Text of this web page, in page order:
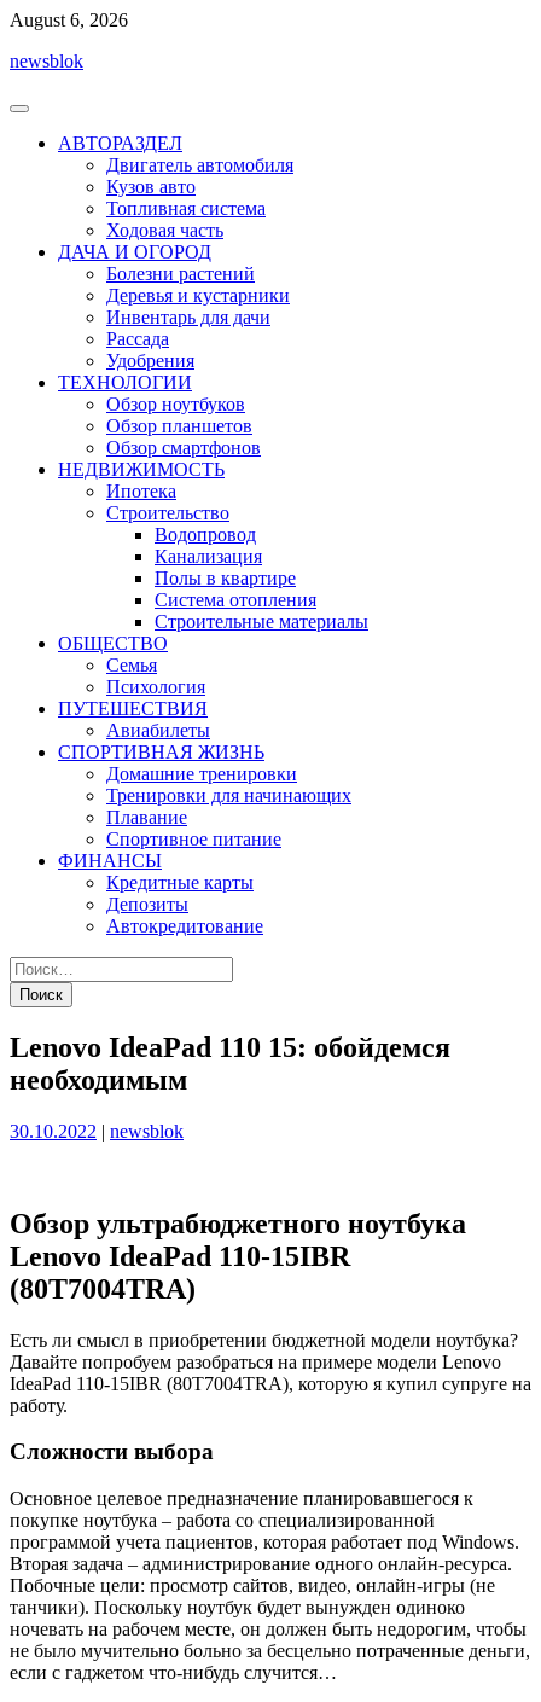
Перейти
содержимому
August 6, 2026
newsblok
АВТОРАЗДЕЛ
Двигатель автомобиля
Кузов авто
Топливная система
Ходовая часть
ДАЧА И ОГОРОД
Болезни растений
Деревья и кустарники
Инвентарь для дачи
Рассада
Удобрения
ТЕХНОЛОГИИ
Обзор ноутбуков
Обзор планшетов
Обзор смартфонов
НЕДВИЖИМОСТЬ
Ипотека
Строительство
Водопровод
Канализация
Полы в квартире
Система отопления
Строительные материалы
ОБЩЕСТВО
Семья
Психология
ПУТЕШЕСТВИЯ
Авиабилеты
СПОРТИВНАЯ ЖИЗНЬ
Домашние тренировки
Тренировки для начинающих
Плавание
Спортивное питание
ФИНАНСЫ
Кредитные карты
Депозиты
Автокредитование
Lenovo IdeaPad 110 15: обойдемся
необходимым
Опубликовано
30.10.2022 | Опубликовано
newsblok
Обзор ультрабюджетного ноутбука
Lenovo IdeaPad 110-15IBR
(80T7004TRA)
Есть ли смысл в приобретении бюджетной модели ноутбука?
Давайте попробуем разобраться на примере модели Lenovo
IdeaPad 110-15IBR (80T7004TRA), которую я купил супруге на
работу.
Сложности выбора
Основное целевое предназначение планировавшегося к
покупке ноутбука – работа со специализированной
программой учета пациентов, которая работает под Windows.
Вторая задача – администрирование одного онлайн-ресурса.
Побочные цели: просмотр сайтов, видео, онлайн-игры (не
танчики). Поскольку ноутбук будет вынужден одиноко
ночевать на рабочем месте, он должен быть недорогим, чтобы
не было мучительно больно за бесцельно потраченные деньги,
если с гаджетом что-нибудь случится…